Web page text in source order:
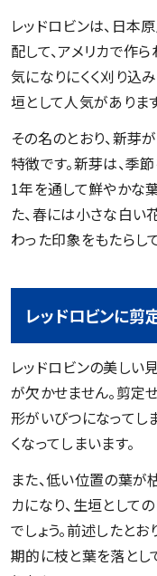
レッドロビンは、日本
配して、アメリカで作
気になりにくく刈り込
垣として人気がありま
その名のとおり、新芽
特徴です。新芽は、季
1年を通して鮮やかな
た、春には小さな白い
わった印象をもたらして
レッドロビンに剪
レッドロビンの美しい
が欠かせません。剪定
形がいびつになってし
くなってしまいます。
また、低い位置の葉が
カになり、生垣として
でしょう。前述したと
期的に枝と葉を落とし